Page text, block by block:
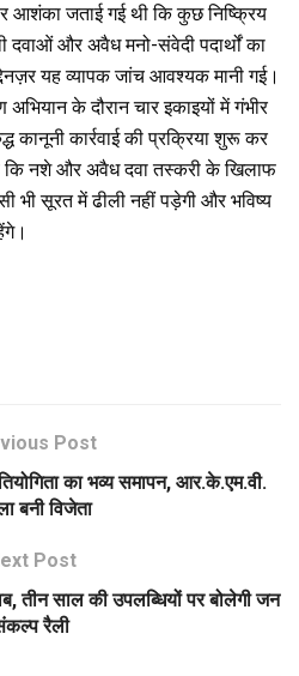
आशंका जताई गई थी कि कुछ निष्क्रिय
और अवैध मनो-संवेदी पदार्थों का
यह व्यापक जांच आवश्यक मानी गई।
के दौरान चार इकाइयों में गंभीर
कानूनी कार्रवाई की प्रक्रिया शुरू कर
कि नशे और अवैध दवा तस्करी के खिलाफ
भी सूरत में ढीली नहीं पड़ेगी और भविष्य
Post
का भव्य समापन, आर.के.एम.वी.
बनी विजेता
Post
तीन साल की उपलब्धियों पर बोलेगी जन
रैली